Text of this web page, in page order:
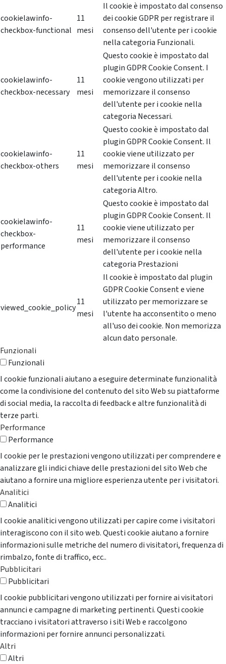
cookielawinfo-
checkbox-functional
11
mesi
Il cookie è impostato dal consenso
dei cookie GDPR per registrare il
consenso dell'utente per i cookie
nella categoria Funzionali.
cookielawinfo-
checkbox-necessary
11
mesi
Questo cookie è impostato dal
plugin GDPR Cookie Consent. I
cookie vengono utilizzati per
memorizzare il consenso
dell'utente per i cookie nella
categoria Necessari.
cookielawinfo-
checkbox-others
11
mesi
Questo cookie è impostato dal
plugin GDPR Cookie Consent. Il
cookie viene utilizzato per
memorizzare il consenso
dell'utente per i cookie nella
categoria Altro.
cookielawinfo-
checkbox-
performance
11
mesi
Questo cookie è impostato dal
plugin GDPR Cookie Consent. Il
cookie viene utilizzato per
memorizzare il consenso
dell'utente per i cookie nella
categoria Prestazioni
viewed_cookie_policy
11
mesi
Il cookie è impostato dal plugin
GDPR Cookie Consent e viene
utilizzato per memorizzare se
l'utente ha acconsentito o meno
all'uso dei cookie. Non memorizza
alcun dato personale.
Funzionali
Funzionali
I cookie funzionali aiutano a eseguire determinate funzionalità
come la condivisione del contenuto del sito Web su piattaforme
di social media, la raccolta di feedback e altre funzionalità di
terze parti.
Performance
Performance
I cookie per le prestazioni vengono utilizzati per comprendere e
analizzare gli indici chiave delle prestazioni del sito Web che
aiutano a fornire una migliore esperienza utente per i visitatori.
Analitici
Analitici
I cookie analitici vengono utilizzati per capire come i visitatori
interagiscono con il sito web. Questi cookie aiutano a fornire
informazioni sulle metriche del numero di visitatori, frequenza di
rimbalzo, fonte di traffico, ecc..
Pubblicitari
Pubblicitari
I cookie pubblicitari vengono utilizzati per fornire ai visitatori
annunci e campagne di marketing pertinenti. Questi cookie
tracciano i visitatori attraverso i siti Web e raccolgono
informazioni per fornire annunci personalizzati.
Altri
Altri